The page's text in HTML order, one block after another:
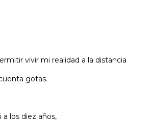
vivir mi realidad a la distancia
gotas.
los diez años,